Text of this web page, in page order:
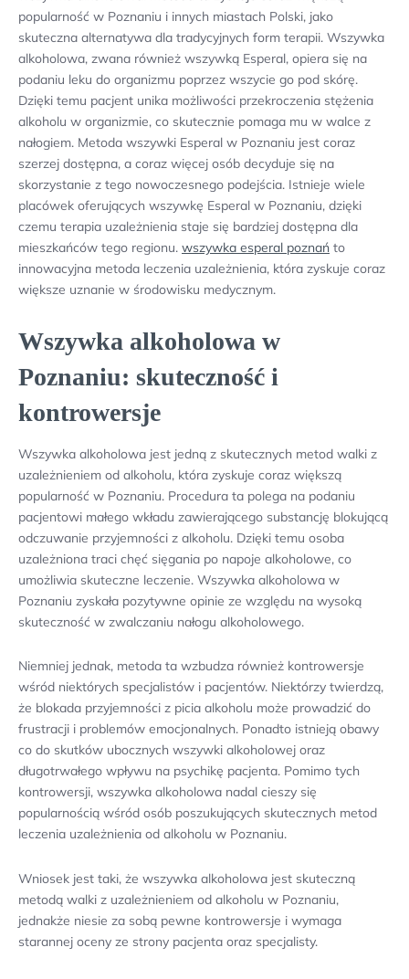
popularność w Poznaniu i innych miastach Polski, jako
skuteczna alternatywa dla tradycyjnych form terapii. Wszywka
alkoholowa, zwana również wszywką Esperal, opiera się na
podaniu leku do organizmu poprzez wszycie go pod skórę.
Dzięki temu pacjent unika możliwości przekroczenia stężenia
alkoholu w organizmie, co skutecznie pomaga mu w walce z
nałogiem. Metoda wszywki Esperal w Poznaniu jest coraz
szerzej dostępna, a coraz więcej osób decyduje się na
skorzystanie z tego nowoczesnego podejścia. Istnieje wiele
placówek oferujących wszywkę Esperal w Poznaniu, dzięki
czemu terapia uzależnienia staje się bardziej dostępna dla
mieszkańców tego regionu. wszywka esperal poznań to
innowacyjna metoda leczenia uzależnienia, która zyskuje coraz
większe uznanie w środowisku medycznym.
Wszywka alkoholowa w
Poznaniu: skuteczność i
kontrowersje
Wszywka alkoholowa jest jedną z skutecznych metod walki z
uzależnieniem od alkoholu, która zyskuje coraz większą
popularność w Poznaniu. Procedura ta polega na podaniu
pacjentowi małego wkładu zawierającego substancję blokującą
odczuwanie przyjemności z alkoholu. Dzięki temu osoba
uzależniona traci chęć sięgania po napoje alkoholowe, co
umożliwia skuteczne leczenie. Wszywka alkoholowa w
Poznaniu zyskała pozytywne opinie ze względu na wysoką
skuteczność w zwalczaniu nałogu alkoholowego.
Niemniej jednak, metoda ta wzbudza również kontrowersje
wśród niektórych specjalistów i pacjentów. Niektórzy twierdzą,
że blokada przyjemności z picia alkoholu może prowadzić do
frustracji i problemów emocjonalnych. Ponadto istnieją obawy
co do skutków ubocznych wszywki alkoholowej oraz
długotrwałego wpływu na psychikę pacjenta. Pomimo tych
kontrowersji, wszywka alkoholowa nadal cieszy się
popularnością wśród osób poszukujących skutecznych metod
leczenia uzależnienia od alkoholu w Poznaniu.
Wniosek jest taki, że wszywka alkoholowa jest skuteczną
metodą walki z uzależnieniem od alkoholu w Poznaniu,
jednakże niesie za sobą pewne kontrowersje i wymaga
starannej oceny ze strony pacjenta oraz specjalisty.